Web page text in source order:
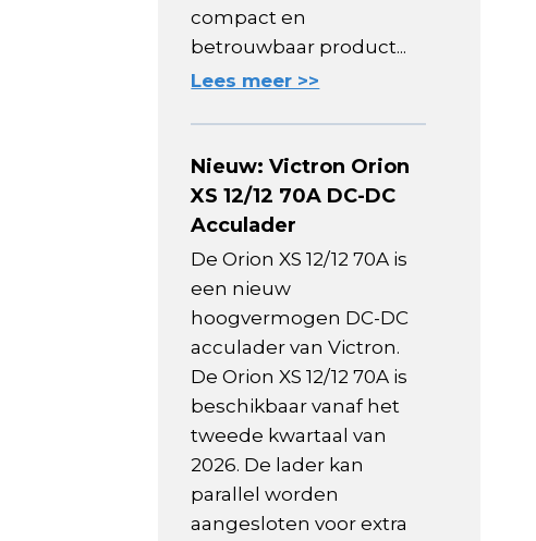
compact en
betrouwbaar product...
Lees meer >>
Nieuw: Victron Orion
XS 12/12 70A DC-DC
Acculader
De Orion XS 12/12 70A is
een nieuw
hoogvermogen DC-DC
acculader van Victron.
De Orion XS 12/12 70A is
beschikbaar vanaf het
tweede kwartaal van
2026. De lader kan
parallel worden
aangesloten voor extra